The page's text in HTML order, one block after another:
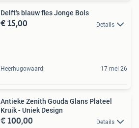
Delft's blauw fles Jonge Bols
€ 15,00 Details
Heerhugowaard 17 mei 26
Antieke Zenith Gouda Glans Plateel
Kruik - Uniek Design
€ 100,00 Details